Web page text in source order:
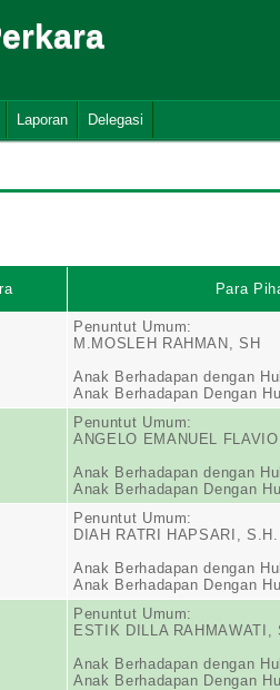
Laporan Delegasi
Para
Penuntut Umum:
M.MOSLEH RAHMAN, SH
Anak Berhadapan dengan
Anak Berhadapan Dengan
Penuntut Umum:
ANGELO EMANUEL
Anak Berhadapan dengan
Anak Berhadapan Dengan
Penuntut Umum:
DIAH RATRI HAPSARI,
Anak Berhadapan dengan
Anak Berhadapan Dengan
Penuntut Umum:
ESTIK DILLA RAHMAWATI,
Anak Berhadapan dengan
Anak Berhadapan Dengan